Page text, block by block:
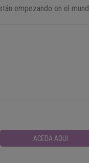
empezando en el
ACEDA AQUI